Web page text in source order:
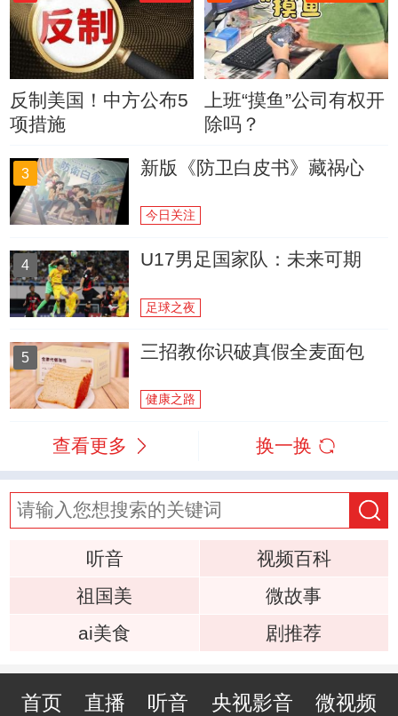
反制美国！中方公布5
项措施
上班“摸鱼”公司有权开
除吗？
3 新版《防卫白皮书》藏祸心
今日关注
4 U17男足国家队：未来可期
足球之夜
5 三招教你识破真假全麦面包
健康之路
查看更多 换一换
听音
视频百科
祖国美
微故事
ai美食
剧推荐
首页 直播 听音 央视影音 微视频